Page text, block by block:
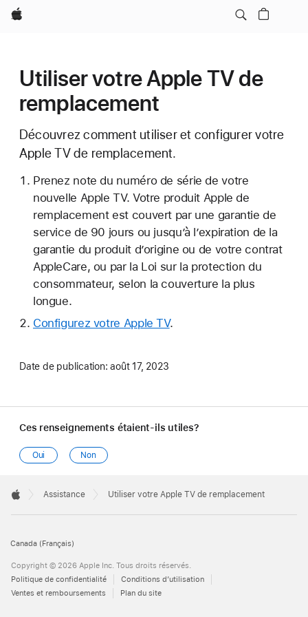
Apple
Utiliser votre Apple TV de
remplacement
Découvrez comment utiliser et configurer votre
Apple TV de remplacement.
Prenez note du numéro de série de votre
nouvelle Apple TV. Votre produit Apple de
remplacement est couvert par une garantie de
service de 90 jours ou jusqu’à l’expiration de la
garantie du produit d’origine ou de votre contrat
AppleCare, ou par la Loi sur la protection du
consommateur, selon la couverture la plus
longue.
Configurez votre Apple TV.
Date de publication: août 17, 2023
Ces renseignements étaient-ils utiles?
Oui Non
Footer

Assistance Utiliser votre Apple TV de remplacement
Canada (Français)
Copyright © 2026 Apple Inc. Tous droits réservés.
Politique de confidentialité
Conditions d’utilisation
Ventes et remboursements
Plan du site